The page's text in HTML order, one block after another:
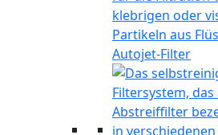
Autojet-Filter